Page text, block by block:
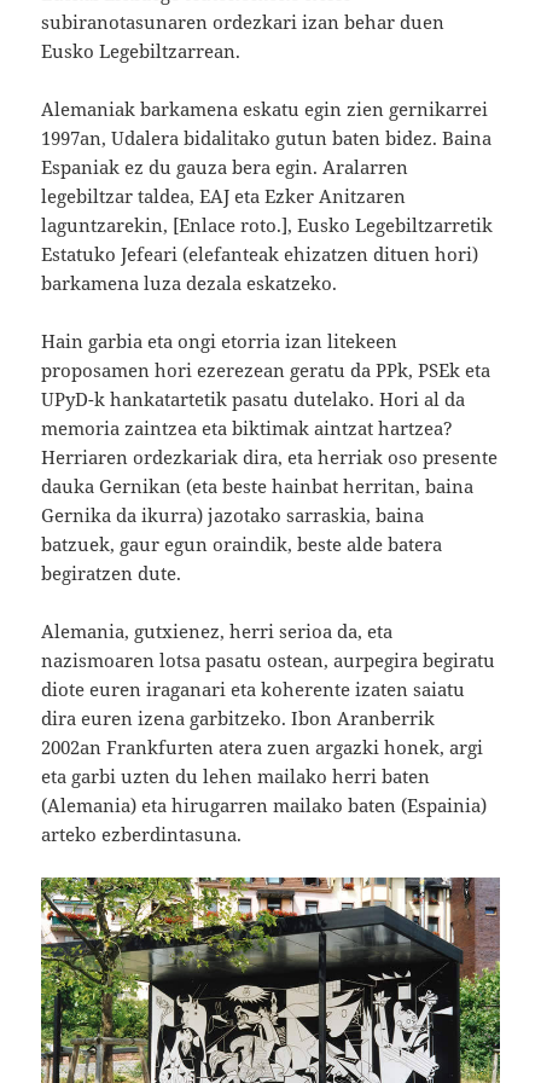
subiranotasunaren ordezkari izan behar duen
Eusko Legebiltzarrean.
Alemaniak barkamena eskatu egin zien gernikarrei
1997an, Udalera bidalitako gutun baten bidez. Baina
Espaniak ez du gauza bera egin. Aralarren
legebiltzar taldea, EAJ eta Ezker Anitzaren
laguntzarekin, [Enlace roto.], Eusko Legebiltzarretik
Estatuko Jefeari (elefanteak ehizatzen dituen hori)
barkamena luza dezala eskatzeko.
Hain garbia eta ongi etorria izan litekeen
proposamen hori ezerezean geratu da PPk, PSEk eta
UPyD-k hankatartetik pasatu dutelako. Hori al da
memoria zaintzea eta biktimak aintzat hartzea?
Herriaren ordezkariak dira, eta herriak oso presente
dauka Gernikan (eta beste hainbat herritan, baina
Gernika da ikurra) jazotako sarraskia, baina
batzuek, gaur egun oraindik, beste alde batera
begiratzen dute.
Alemania, gutxienez, herri serioa da, eta
nazismoaren lotsa pasatu ostean, aurpegira begiratu
diote euren iraganari eta koherente izaten saiatu
dira euren izena garbitzeko. Ibon Aranberrik
2002an Frankfurten atera zuen argazki honek, argi
eta garbi uzten du lehen mailako herri baten
(Alemania) eta hirugarren mailako baten (Espainia)
arteko ezberdintasuna.